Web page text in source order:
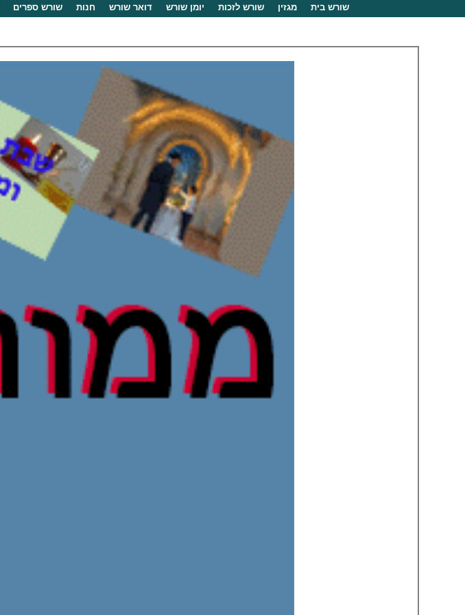
שורש בית מגזין שורש לזכות יומן שורש דואר שורש חנות שורש ספרים